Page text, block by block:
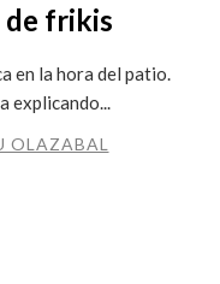
de frikis
en la hora del patio.
explicando...
OLAZABAL